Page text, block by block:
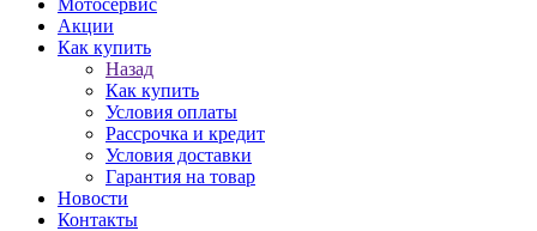
Мотосервис
Акции
Как купить
Назад
Как купить
Условия оплаты
Рассрочка и кредит
Условия доставки
Гарантия на товар
Новости
Контакты